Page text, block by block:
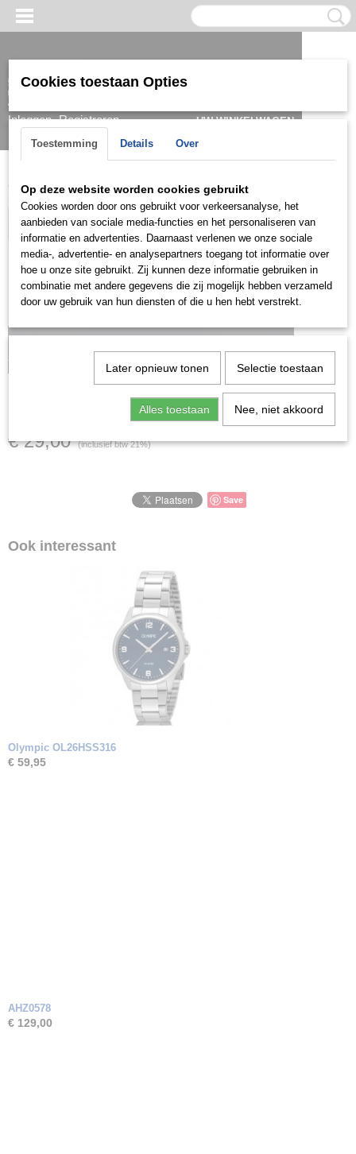
Inloggen Registreren
UW WINKELWAGEN
Home > Armband > Heren > SSARM540
zaak is verkocht; in dat geval nemen wij contact met u op.
SSARM540
€ 29,00 (inclusief btw 21%)
Save
Ook interessant
Olympic OL26HSS316
€ 59,95
AHZ0578
€ 129,00
Cookies toestaan Opties
Toestemming Details Over
Op deze website worden cookies gebruikt
Cookies worden door ons gebruikt voor verkeersanalyse, het
aanbieden van sociale media-functies en het personaliseren van
informatie en advertenties. Daarnaast verlenen we onze sociale
media-, advertentie- en analysepartners toegang tot informatie over
hoe u onze site gebruikt. Zij kunnen deze informatie gebruiken in
combinatie met andere gegevens die zij mogelijk hebben verzameld
door uw gebruik van hun diensten of die u hen hebt verstrekt.
Later opnieuw tonen Selectie toestaan
Alles toestaan Nee, niet akkoord